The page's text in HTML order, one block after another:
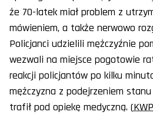
że 70-latek miał problem z
mówieniem, a także nerwowo
Policjanci udzielili mężczyźnie
wezwali na miejsce pogotowie
reakcji policjantów po kilku
mężczyzna z podejrzeniem
trafił pod opiekę medyczną. (KWP